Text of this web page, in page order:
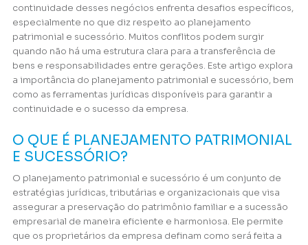
continuidade desses negócios enfrenta desafios específicos,
especialmente no que diz respeito ao planejamento
patrimonial e sucessório. Muitos conflitos podem surgir
quando não há uma estrutura clara para a transferência de
bens e responsabilidades entre gerações. Este artigo explora
a importância do planejamento patrimonial e sucessório, bem
como as ferramentas jurídicas disponíveis para garantir a
continuidade e o sucesso da empresa.
O QUE É PLANEJAMENTO PATRIMONIAL
E SUCESSÓRIO?
O planejamento patrimonial e sucessório é um conjunto de
estratégias jurídicas, tributárias e organizacionais que visa
assegurar a preservação do patrimônio familiar e a sucessão
empresarial de maneira eficiente e harmoniosa. Ele permite
que os proprietários da empresa definam como será feita a